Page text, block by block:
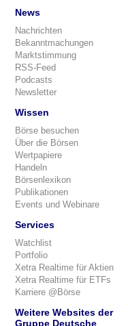
News
Nachrichten
Bekanntmachungen
Marktstimmung
RSS-Feed
Podcasts
Newsletter
Wissen
Börse besuchen
Über die Börsen
Wertpapiere
Handeln
Börsenlexikon
Publikationen
Events und Webinare
Services
Watchlist
Portfolio
Xetra Realtime für Aktien
Xetra Realtime für ETFs
Karriere @Börse
Weitere Websites der
Gruppe Deutsche